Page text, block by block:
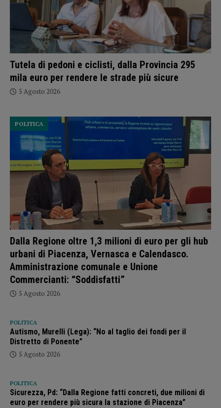
Tutela di pedoni e ciclisti, dalla Provincia 295
mila euro per rendere le strade più sicure
5 Agosto 2026
Dalla Regione oltre 1,3 milioni di euro per gli hub
urbani di Piacenza, Vernasca e Calendasco.
Amministrazione comunale e Unione
Commercianti: “Soddisfatti”
POLITICA
5 Agosto 2026
POLITICA
Autismo, Murelli (Lega): “No al taglio dei fondi per il
Distretto di Ponente”
5 Agosto 2026
POLITICA
Sicurezza, Pd: “Dalla Regione fatti concreti, due milioni di
euro per rendere più sicura la stazione di Piacenza”